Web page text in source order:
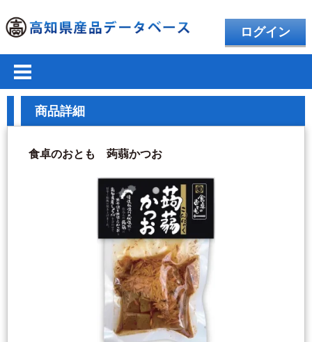
ログイン
商品詳細
食卓のおとも 蒟蒻かつお